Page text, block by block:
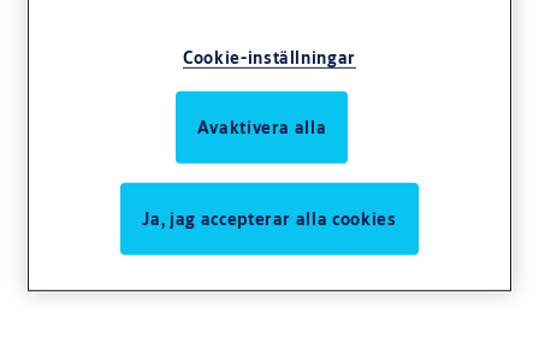
Cookie-inställningar
Avaktivera alla
Ja, jag accepterar alla cookies